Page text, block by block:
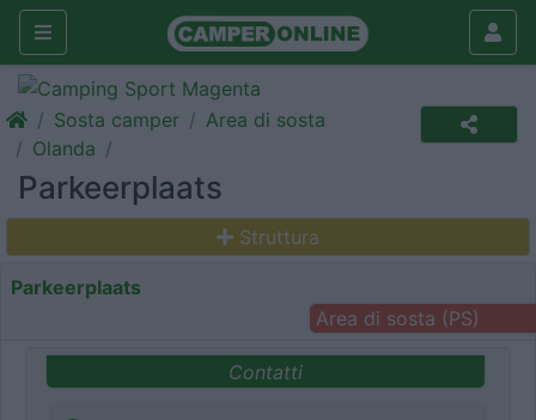
Sosta camper
Area di sosta
Olanda
Parkeerplaats
Struttura
Parkeerplaats
Area di sosta (PS)
Contatti